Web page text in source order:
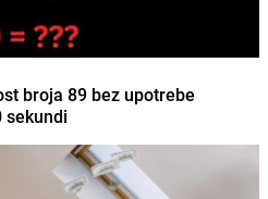
broja 89 bez upotrebe
sekundi